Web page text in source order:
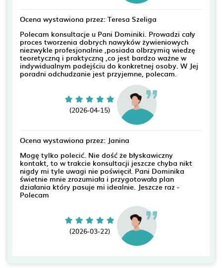
Ocena wystawiona przez: Teresa Szeliga
Polecam konsultacje u Pani Dominiki. Prowadzi cały
proces tworzenia dobrych nawyków żywieniowych
niezwykle profesjonalnie ,posiada olbrzymią wiedzę
teoretyczną i praktyczną ,co jest bardzo ważne w
indywidualnym podejściu do konkretnej osoby. W Jej
poradni odchudzanie jest przyjemne, polecam.
(2026-04-15)
Ocena wystawiona przez: Janina
Mogę tylko polecić. Nie dość że błyskawiczny
kontakt, to w trakcie konsultacji jeszcze chyba nikt
nigdy mi tyle uwagi nie poświęcił. Pani Dominika
świetnie mnie zrozumiała i przygotowała plan
działania który pasuje mi idealnie. Jeszcze raz -
Polecam
(2026-03-22)